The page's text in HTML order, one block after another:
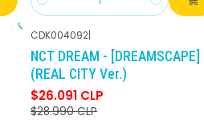
Cantidad
-10% DCTO
CDK004092|
NCT DREAM - [DREAMSCAPE]
(REAL CITY Ver.)
$26.091 CLP
$28.990 CLP